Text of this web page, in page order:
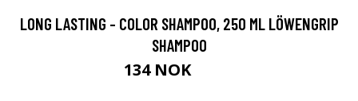
LONG LASTING - COLOR SHAMPOO, 250 ML LÖWENGRIP
SHAMPOO
134 NOK